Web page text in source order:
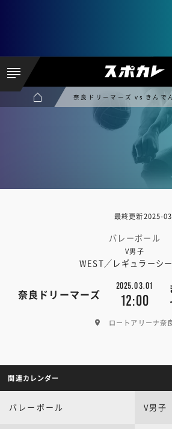
奈良ドリーマーズ vs きんで
最終更新2025-
バレーボール
V男子
WEST／レギュラーシ
奈良ドリーマーズ
2025.03.01
12:00
ロートアリーナ奈
関連カレンダー
バレーボール V男子